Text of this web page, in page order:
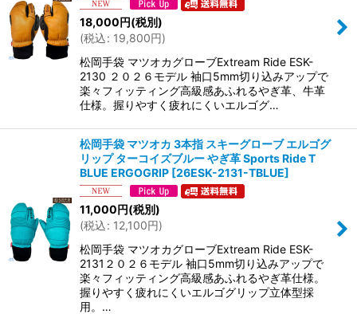
18,000円(税別)
(税込: 19,800円)
松岡手袋 マツオカグローブExtream Ride ESK-
2130 ２０２６モデル 袖口5mm切り込みアップで
楽々フィッティング高級感あふれるやぎ革、牛革
仕様。握りやすく疲れにくいエルゴグ…
松岡手袋 マツオカ 3本指 スキーグローブ エルゴグ
リップ ターコイズブルー やぎ革 Sports Ride T
BLUE ERGOGRIP [26ESK-2131-TBLUE]
11,000円(税別)
(税込: 12,100円)
松岡手袋 マツオカグローブExtream Ride ESK-
2131２０２６モデル 袖口5mm切り込みアップで
楽々フィッティング高級感あふれるやぎ革仕様。
握りやすく疲れにくいエルゴグリップ立体型採
用。…